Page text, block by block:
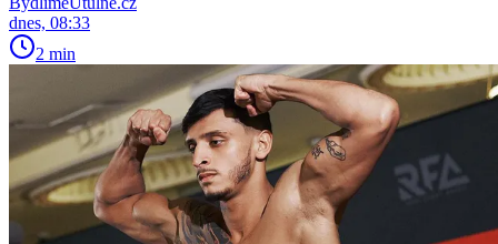
dnes, 08:33
2 min